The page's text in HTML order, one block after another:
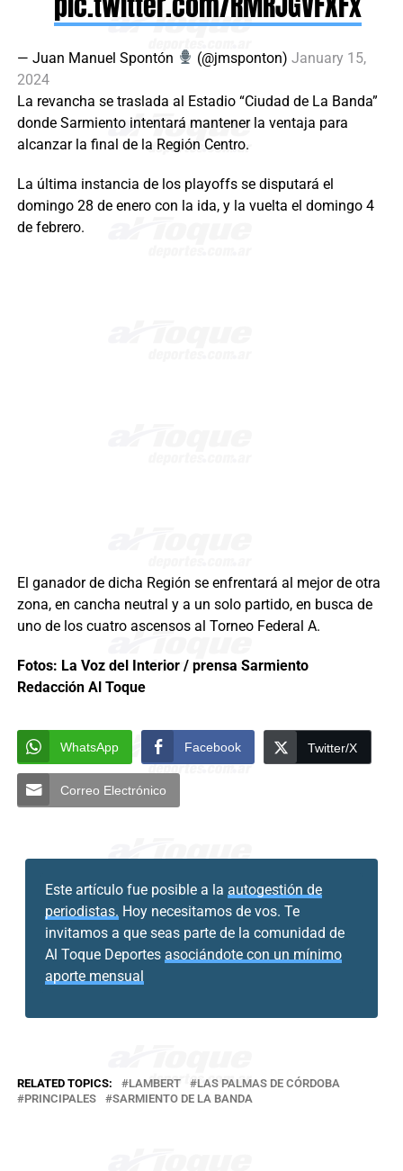
— Juan Manuel Spontón (@jmsponton) January 15,
2024
La revancha se traslada al Estadio “Ciudad de La Banda”
donde Sarmiento intentará mantener la ventaja para
alcanzar la final de la Región Centro.
La última instancia de los playoffs se disputará el
domingo 28 de enero con la ida, y la vuelta el domingo 4
de febrero.
El ganador de dicha Región se enfrentará al mejor de otra
zona, en cancha neutral y a un solo partido, en busca de
uno de los cuatro ascensos al Torneo Federal A.
Fotos: La Voz del Interior / prensa Sarmiento
Redacción Al Toque
WhatsApp Facebook Twitter/X
Correo Electrónico
Este artículo fue posible a la autogestión de
periodistas. Hoy necesitamos de vos. Te
invitamos a que seas parte de la comunidad de
Al Toque Deportes asociándote con un mínimo
aporte mensual
RELATED TOPICS: LAMBERT
LAS PALMAS DE CÓRDOBA
PRINCIPALES
SARMIENTO DE LA BANDA